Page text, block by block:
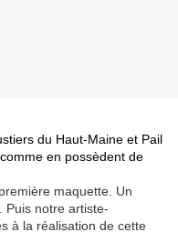
du Haut-Maine et Pail
en possèdent de
maquette. Un
Puis notre artiste-
à la réalisation de cette